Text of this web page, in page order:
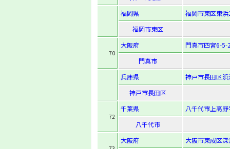
福岡県
福岡市東区東
福岡市東区
70
大阪府
門真市四宮6-5-
門真市
兵庫県
神戸市長田区
神戸市長田区
72
千葉県
八千代市上高
八千代市
大阪府
大阪市東成区